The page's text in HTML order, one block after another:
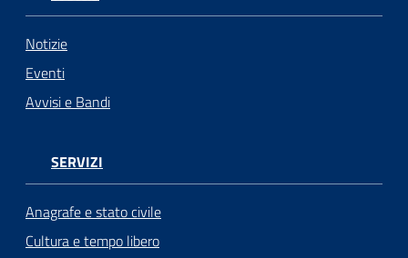
Notizie
Eventi
Avvisi e Bandi
SERVIZI
Anagrafe e stato civile
Cultura e tempo libero